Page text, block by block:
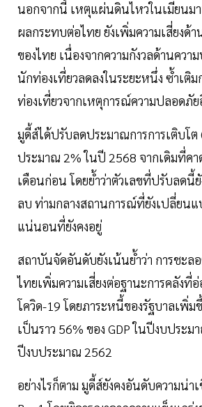
นอกจากนี้ เหตุแผ่นดินไหวในเมียนมา
ผลกระทบต่อไทย ยังเพิ่มความเสี่ยงด้
ของไทย เนื่องจากความกังวลด้านคว
นักท่องเที่ยวลดลงในระยะหนึ่ง ซ้ำเติม
ท่องเที่ยวจากเหตุการณ์ความปลอดภั
มูดี้ส์ได้ปรับลดประมาณการการเติบโต
ประมาณ 2% ในปี 2568 จากเดิมที่คา
เดือนก่อน โดยย้ำว่าตัวเลขที่ปรับลดนี้ยั
ลบ ท่ามกลางสถานการณ์ที่ยังเปลี่ยนแ
แน่นอนที่ยังคงอยู่
สถาบันจัดอันดับยังเน้นย้ำว่า การชะล
ไทยเพิ่มความเสี่ยงต่อฐานะการคลังที่
โควิด-19 โดยภาระหนี้ของรัฐบาลเพิ่
เป็นราว 56% ของ GDP ในปีงบประม
ปีงบประมาณ 2562
อย่างไรก็ตาม มูดี้ส์ยังคงอันดับความน่า